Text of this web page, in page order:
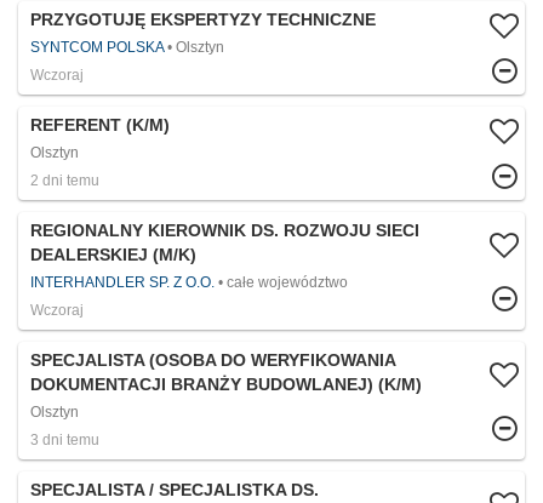
PRZYGOTUJĘ EKSPERTYZY TECHNICZNE
SYNTCOM POLSKA
Olsztyn
Wczoraj
REFERENT (K/M)
Olsztyn
2 dni temu
REGIONALNY KIEROWNIK DS. ROZWOJU SIECI
DEALERSKIEJ (M/K)
INTERHANDLER SP. Z O.O.
całe województwo
Wczoraj
SPECJALISTA (OSOBA DO WERYFIKOWANIA
DOKUMENTACJI BRANŻY BUDOWLANEJ) (K/M)
Olsztyn
3 dni temu
SPECJALISTA / SPECJALISTKA DS.